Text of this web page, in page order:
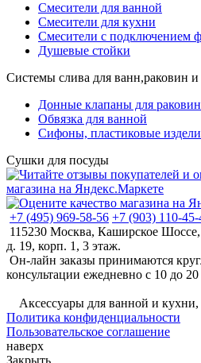
Смесители для ванной
Смесители для кухни
Смесители с подключением
Душевые стойки
Системы слива для ванн,раковин
Донные клапаны для
Обвязка для ванной
Сифоны, пластиковые
Сушки для посуды
+7 (495) 969-58-56 +7 (903) 110-45-
115230 Москва, Каширское Шоссе,
д. 19, корп. 1, 3 этаж.
Он-лайн заказы принимаются
консультации ежедневно с 10 до 20
Аксессуары для ванной и
Политика конфиденциальности
Пользовательское соглашение
наверх